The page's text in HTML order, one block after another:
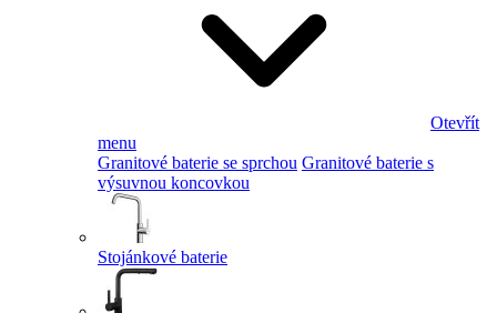
Otevřít
menu
Granitové baterie se sprchou Granitové baterie s
výsuvnou koncovkou
Stojánkové baterie